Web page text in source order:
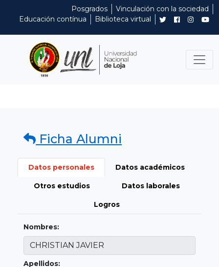
Posgrados
Vinculación con la sociedad
Educación contínua
Biblioteca virtual
Ficha Alumni
Datos personales Datos académicos
Otros estudios Datos laborales
Logros
Nombres:
Apellidos: